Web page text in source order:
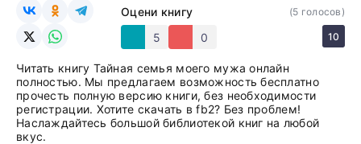
Оцени книгу
5
0
(5 голосов)
10
Читать книгу Тайная семья моего мужа онлайн
полностью. Мы предлагаем возможность бесплатно
прочесть полную версию книги, без необходимости
регистрации. Хотите скачать в fb2? Без проблем!
Наслаждайтесь большой библиотекой книг на любой
вкус.